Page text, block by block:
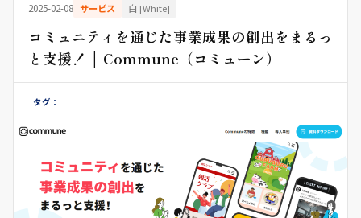
2025-02-08 サービス 白 [White]
コミュニティを通じた事業成果の創出をまるっ
と支援！ │ Commune（コミューン）
タグ：